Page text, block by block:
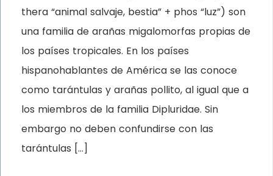
thera “animal salvaje, bestia” + phos “luz”) son
una familia de arañas migalomorfas propias de
los países tropicales. En los países
hispanohablantes de América se las conoce
como tarántulas y arañas pollito, al igual que a
los miembros de la familia Dipluridae. Sin
embargo no deben confundirse con las
tarántulas […]